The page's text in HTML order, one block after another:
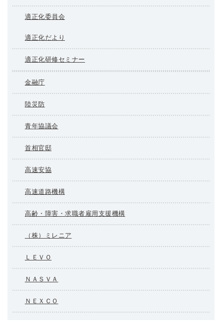
適正化委員会
適正化だより
適正化研修セミナー
金融庁
陸災防
青年協議会
首相官邸
高速安協
高速道路機構
高齢・障害・求職者雇用支援機構
（株）ミレニア
ＬＥＶＯ
ＮＡＳＶＡ
ＮＥＸＣＯ